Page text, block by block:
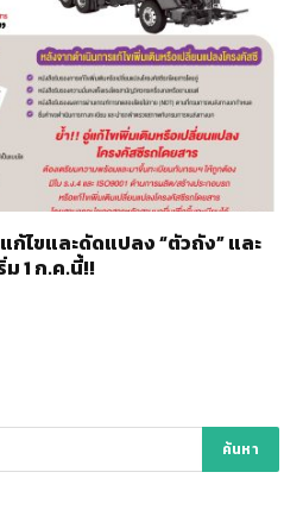
ก้ไขและดัดแปลง “ตัวถัง” และ
ม 1 ก.ค.นี้!!